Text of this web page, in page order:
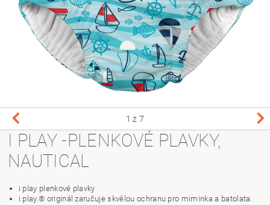
1 z 7
I PLAY -PLENKOVÉ PLAVKY,
NAUTICAL
i play plenkové plavky
i play.® originál zaručuje skvělou ochranu pro miminka a batolata.